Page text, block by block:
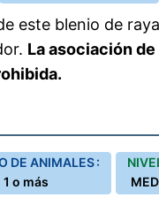
este blenio de
La asociación de
DE ANIMALES :
1 o más